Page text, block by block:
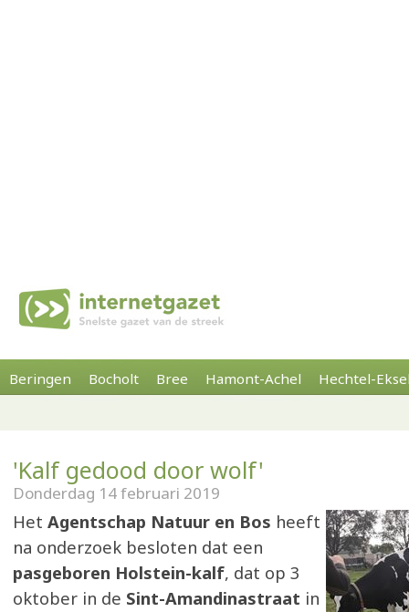
Beringen Bocholt Bree Hamont-Achel Hechtel-
'Kalf gedood door wolf'
Donderdag 14 februari 2019
Het Agentschap Natuur en Bos heeft
na onderzoek besloten dat een
pasgeboren Holstein-kalf, dat op 3
oktober in de Sint-Amandinastraat in